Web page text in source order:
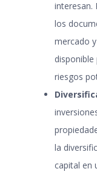
interesan.
los
mercado
disponible
riesgos
la
capital en